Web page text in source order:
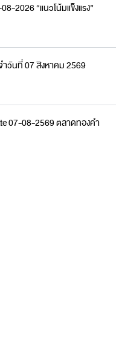
2026 “แนวโน้มแข็งแรง”
วันที่ 07 สิงหาคม 2569
07-08-2569 ตลาดทองคำ